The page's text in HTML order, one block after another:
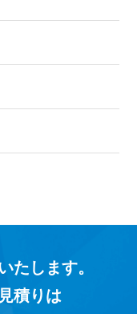
たします。
積りは